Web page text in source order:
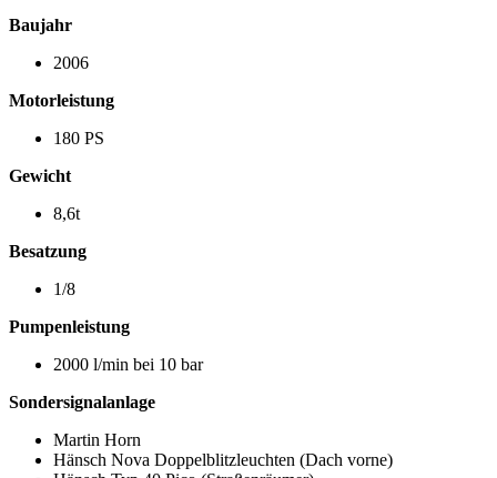
Baujahr
2006
Motorleistung
180 PS
Gewicht
8,6t
Besatzung
1/8
Pumpenleistung
2000 l/min bei 10 bar
Sondersignalanlage
Martin Horn
Hänsch Nova Doppelblitzleuchten (Dach vorne)